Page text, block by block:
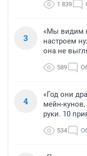
1 839
3
«Мы видим
настроем
она не
589
4
«Год они
мейн-
руки. 10
534